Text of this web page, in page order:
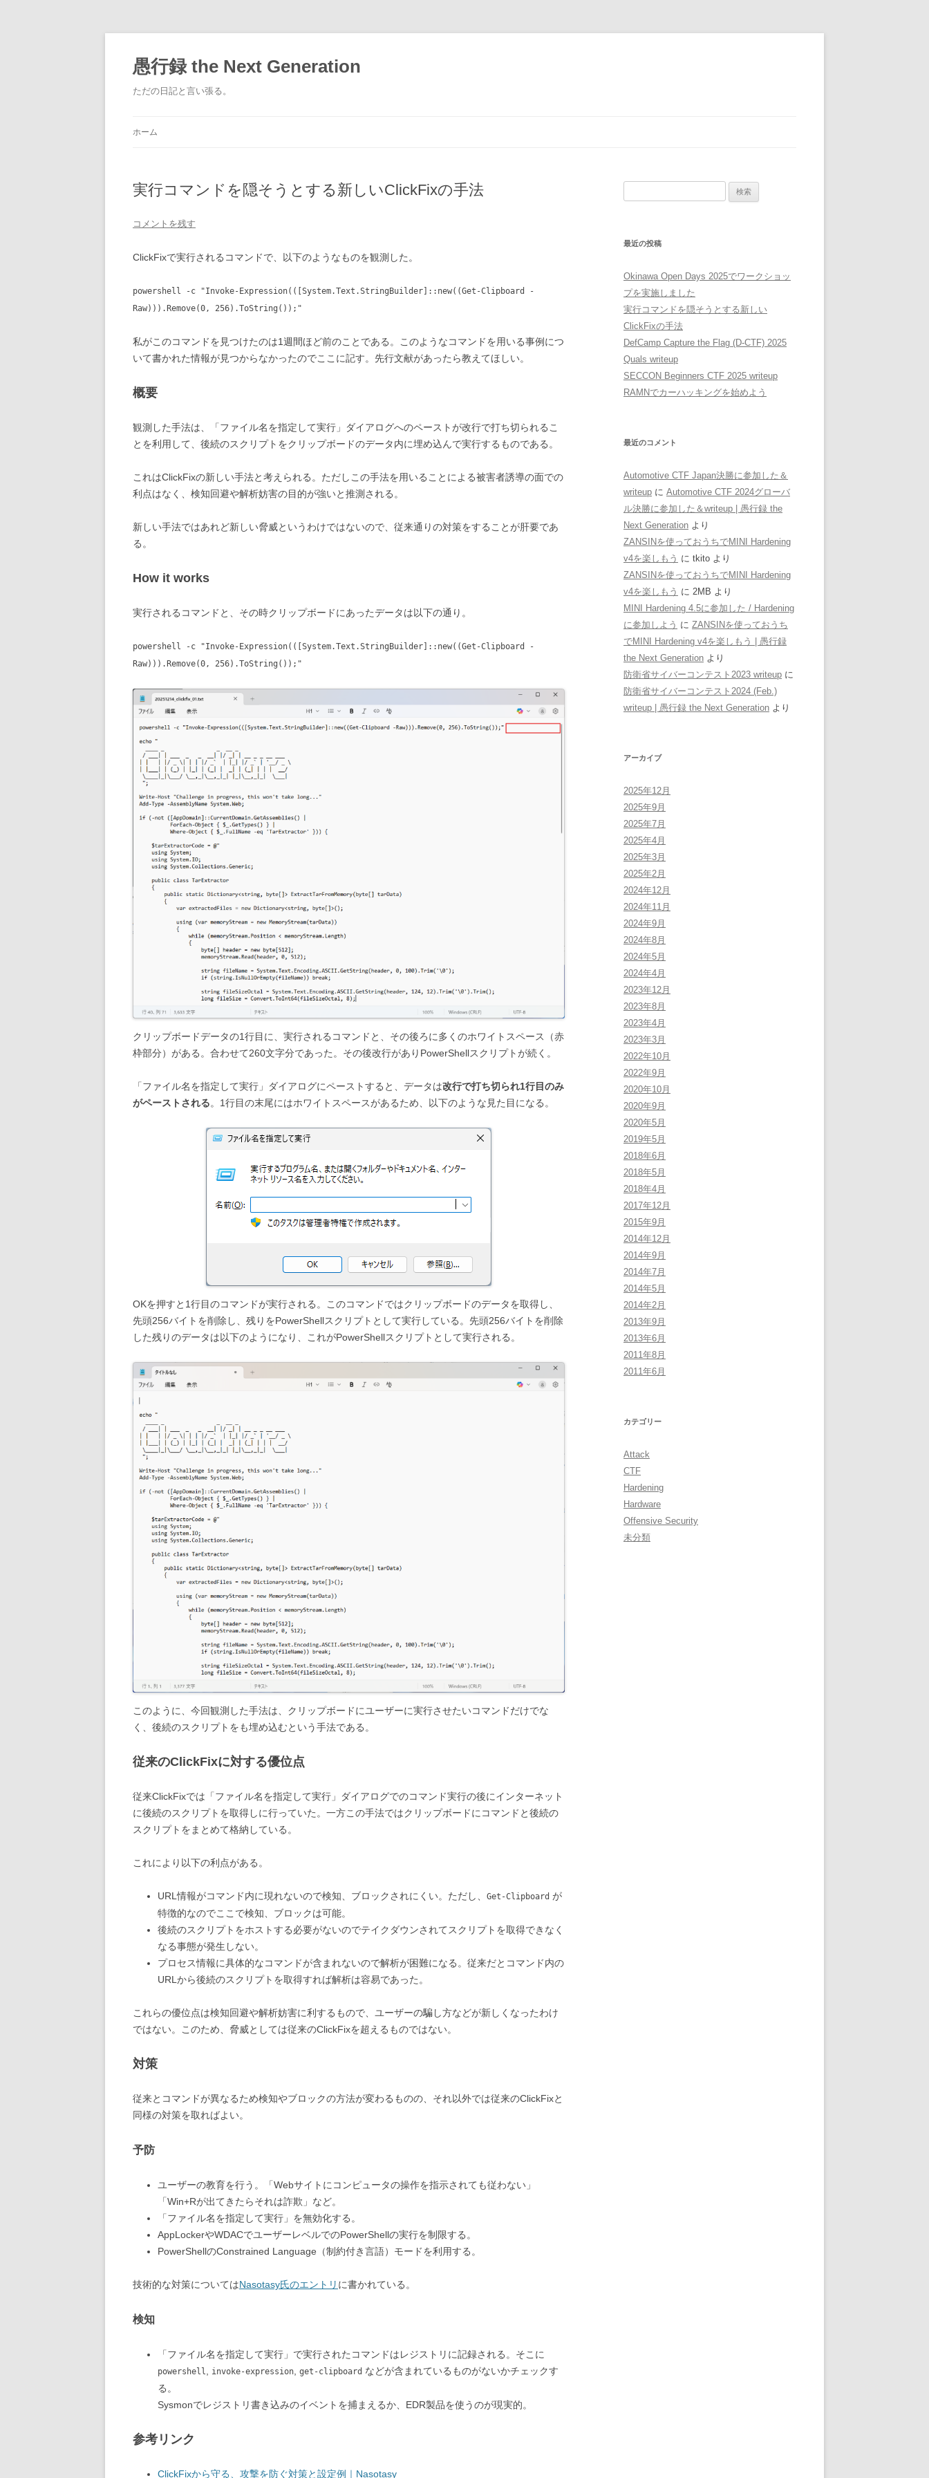
テ
ン
ツ
へ
ス
愚行録 the Next Generation
ただの日記と言い張る。
ホーム
実行コマンドを隠そうとする新しいClickFixの手法
コメントを残す
ClickFixで実行されるコマンドで、以下のようなものを観測した。
powershell -c "Invoke-Expression(([System.Text.StringBuilder]::new((Get-Clipboard -
Raw))).Remove(0, 256).ToString());"
私がこのコマンドを見つけたのは1週間ほど前のことである。このようなコマンドを用いる事例につ
いて書かれた情報が見つからなかったのでここに記す。先行文献があったら教えてほしい。
概要
観測した手法は、「ファイル名を指定して実行」ダイアログへのペーストが改行で打ち切られるこ
とを利用して、後続のスクリプトをクリップボードのデータ内に埋め込んで実行するものである。
これはClickFixの新しい手法と考えられる。ただしこの手法を用いることによる被害者誘導の面での
利点はなく、検知回避や解析妨害の目的が強いと推測される。
新しい手法ではあれど新しい脅威というわけではないので、従来通りの対策をすることが肝要であ
る。
How it works
実行されるコマンドと、その時クリップボードにあったデータは以下の通り。
powershell -c "Invoke-Expression(([System.Text.StringBuilder]::new((Get-Clipboard -
Raw))).Remove(0, 256).ToString());"
クリップボードデータの1行目に、実行されるコマンドと、その後ろに多くのホワイトスペース（赤
枠部分）がある。合わせて260文字分であった。その後改行がありPowerShellスクリプトが続く。
「ファイル名を指定して実行」ダイアログにペーストすると、データは改行で打ち切られ1行目のみ
がペーストされる。1行目の末尾にはホワイトスペースがあるため、以下のような見た目になる。
OKを押すと1行目のコマンドが実行される。このコマンドではクリップボードのデータを取得し、
先頭256バイトを削除し、残りをPowerShellスクリプトとして実行している。先頭256バイトを削除
した残りのデータは以下のようになり、これがPowerShellスクリプトとして実行される。
このように、今回観測した手法は、クリップボードにユーザーに実行させたいコマンドだけでな
く、後続のスクリプトをも埋め込むという手法である。
従来のClickFixに対する優位点
従来ClickFixでは「ファイル名を指定して実行」ダイアログでのコマンド実行の後にインターネット
に後続のスクリプトを取得しに行っていた。一方この手法ではクリップボードにコマンドと後続の
スクリプトをまとめて格納している。
これにより以下の利点がある。
URL情報がコマンド内に現れないので検知、ブロックされにくい。ただし、 Get-Clipboard が
特徴的なのでここで検知、ブロックは可能。
後続のスクリプトをホストする必要がないのでテイクダウンされてスクリプトを取得できなく
なる事態が発生しない。
プロセス情報に具体的なコマンドが含まれないので解析が困難になる。従来だとコマンド内の
URLから後続のスクリプトを取得すれば解析は容易であった。
これらの優位点は検知回避や解析妨害に利するもので、ユーザーの騙し方などが新しくなったわけ
ではない。このため、脅威としては従来のClickFixを超えるものではない。
対策
従来とコマンドが異なるため検知やブロックの方法が変わるものの、それ以外では従来のClickFixと
同様の対策を取ればよい。
予防
ユーザーの教育を行う。「Webサイトにコンピュータの操作を指示されても従わない」
「Win+Rが出てきたらそれは詐欺」など。
「ファイル名を指定して実行」を無効化する。
AppLockerやWDACでユーザーレベルでのPowerShellの実行を制限する。
PowerShellのConstrained Language（制約付き言語）モードを利用する。
技術的な対策についてはNasotasy氏のエントリ に書かれている。
検知
「ファイル名を指定して実行」で実行されたコマンドはレジストリに記録される。そこに
powershell invoke-expression get-clipboard などが含まれているものがないかチェックす
る。
Sysmonでレジストリ書き込みのイベントを捕まえるか、EDR製品を使うのが現実的。
参考リンク
ClickFixから守る、攻撃を防ぐ対策と設定例｜Nasotasy
最近の投稿
Okinawa Open Days 2025でワークショッ
プを実施しました
実行コマンドを隠そうとする新しい
ClickFixの手法
DefCamp Capture the Flag (D-CTF) 2025
Quals writeup
SECCON Beginners CTF 2025 writeup
RAMNでカーハッキングを始めよう
最近のコメント
Automotive CTF Japan決勝に参加した＆
writeup に Automotive CTF 2024グローバ
ル決勝に参加した＆writeup | 愚行録 the
Next Generation より
ZANSINを使っておうちでMINI Hardening
v4を楽しもう に tkito より
ZANSINを使っておうちでMINI Hardening
v4を楽しもう に 2MB より
MINI Hardening 4.5に参加した / Hardening
に参加しよう に ZANSINを使っておうち
でMINI Hardening v4を楽しもう | 愚行録
the Next Generation より
防衛省サイバーコンテスト2023 writeup に
防衛省サイバーコンテスト2024 (Feb.)
writeup | 愚行録 the Next Generation より
アーカイブ
2025年12月
2025年9月
2025年7月
2025年4月
2025年3月
2025年2月
2024年12月
2024年11月
2024年9月
2024年8月
2024年5月
2024年4月
2023年12月
2023年8月
2023年4月
2023年3月
2022年10月
2022年9月
2020年10月
2020年9月
2020年5月
2019年5月
2018年6月
2018年5月
2018年4月
2017年12月
2015年9月
2014年12月
2014年9月
2014年7月
2014年5月
2014年2月
2013年9月
2013年6月
2011年8月
2011年6月
カテゴリー
Attack
CTF
Hardening
Hardware
Offensive Security
未分類